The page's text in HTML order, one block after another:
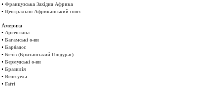
• Французська Західна Африка
• Центрально Африканський союз
Америка
• Аргентина
• Багамські о-ви
• Барбадос
• Беліз (Британський Гондурас)
• Бермудські о-ви
• Бразилія
• Венесуела
• Гаїті